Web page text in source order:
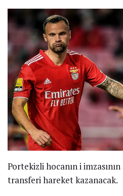
Portekizli hocanın i
transferi hareket kazanacak.